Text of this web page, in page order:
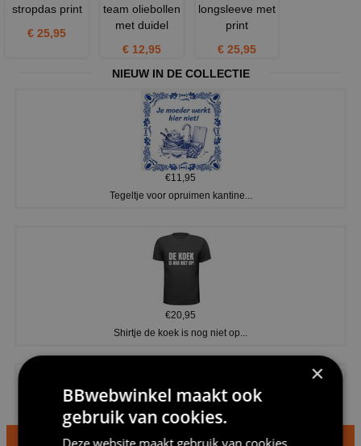
stropdas print
€ 25,95
team oliebollen
met duidel
€ 12,95
longsleeve met
print
€ 25,95
NIEUW IN DE COLLECTIE
€11,95
Tegeltje voor opruimen kantine...
€20,95
Shirtje de koek is nog niet op...
×
BBwebwinkel maakt ook
gebruik van cookies.
Deze website maakt gebruik van cookies